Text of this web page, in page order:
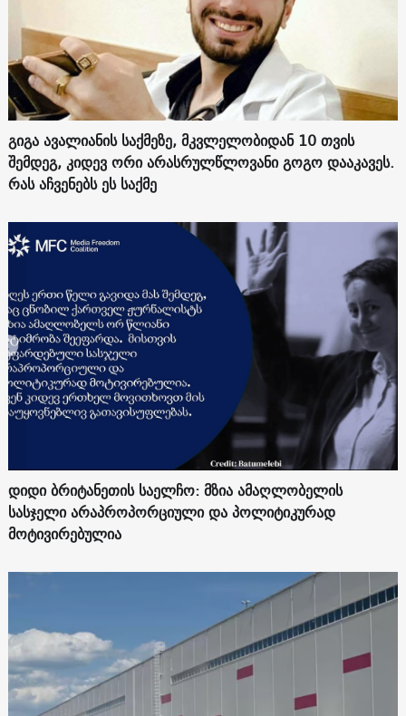
გიგა ავალიანის საქმეზე, მკვლელობიდან 10 თვის
შემდეგ, კიდევ ორი არასრულწლოვანი გოგო დააკავეს.
რას აჩვენებს ეს საქმე
დიდი ბრიტანეთის საელჩო: მზია ამაღლობელის
სასჯელი არაპროპორციული და პოლიტიკურად
მოტივირებულია